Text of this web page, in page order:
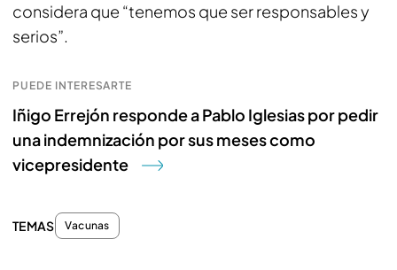
considera que “tenemos que ser responsables y
serios”.
PUEDE INTERESARTE
Iñigo Errejón responde a Pablo Iglesias por pedir
una indemnización por sus meses como
vicepresidente
TEMAS Vacunas